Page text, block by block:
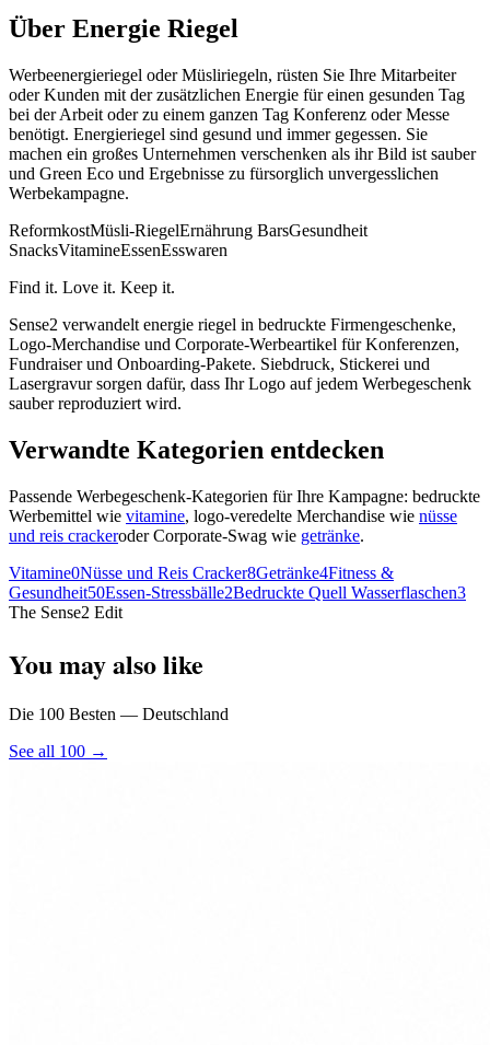
Über Energie Riegel
Werbeenergieriegel oder Müsliriegeln, rüsten Sie Ihre Mitarbeiter
oder Kunden mit der zusätzlichen Energie für einen gesunden Tag
bei der Arbeit oder zu einem ganzen Tag Konferenz oder Messe
benötigt. Energieriegel sind gesund und immer gegessen. Sie
machen ein großes Unternehmen verschenken als ihr Bild ist sauber
und Green Eco und Ergebnisse zu fürsorglich unvergesslichen
Werbekampagne.
ReformkostMüsli-RiegelErnährung BarsGesundheit
SnacksVitamineEssenEsswaren
Find it. Love it. Keep it.
Sense2 verwandelt energie riegel in bedruckte Firmengeschenke,
Logo-Merchandise und Corporate-Werbeartikel für Konferenzen,
Fundraiser und Onboarding-Pakete. Siebdruck, Stickerei und
Lasergravur sorgen dafür, dass Ihr Logo auf jedem Werbegeschenk
sauber reproduziert wird.
Verwandte Kategorien entdecken
Passende Werbegeschenk-Kategorien für Ihre Kampagne: bedruckte
Werbemittel wie vitamine, logo-veredelte Merchandise wie nüsse
und reis crackeroder Corporate-Swag wie getränke.
Vitamine0Nüsse und Reis Cracker8Getränke4Fitness &
Gesundheit50Essen-Stressbälle2Bedruckte Quell Wasserflaschen3
The Sense2 Edit
You may also like
Die 100 Besten — Deutschland
See all 100 →